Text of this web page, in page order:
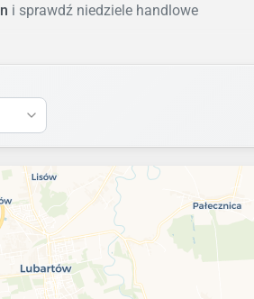
i sprawdź niedziele handlowe